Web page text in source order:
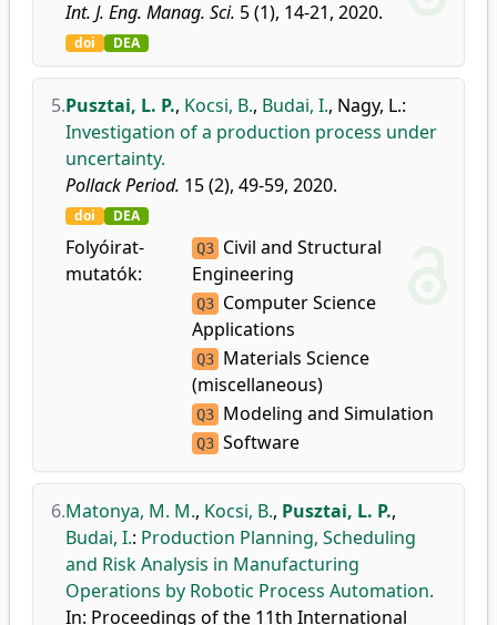
Int. J. Eng. Manag. Sci. 5 (1), 14-21, 2020.
doi DEA
5.Pusztai, L. P., Kocsi, B., Budai, I., Nagy, L.:
Investigation of a production process under
uncertainty.
Pollack Period. 15 (2), 49-59, 2020.
doi DEA
Folyóirat-
mutatók:
Q3 Civil and Structural
Engineering
Q3 Computer Science
Applications
Q3 Materials Science
(miscellaneous)
Q3 Modeling and Simulation
Q3 Software
6.Matonya, M. M., Kocsi, B., Pusztai, L. P.,
Budai, I.: Production Planning, Scheduling
and Risk Analysis in Manufacturing
Operations by Robotic Process Automation.
In: Proceedings of the 11th International